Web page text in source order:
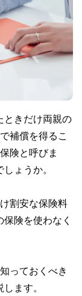
ときだけ両親の
補償を得るこ
険と呼びま
ょうか。
割安な保険料
険を使わなく
っておくべき
ます。